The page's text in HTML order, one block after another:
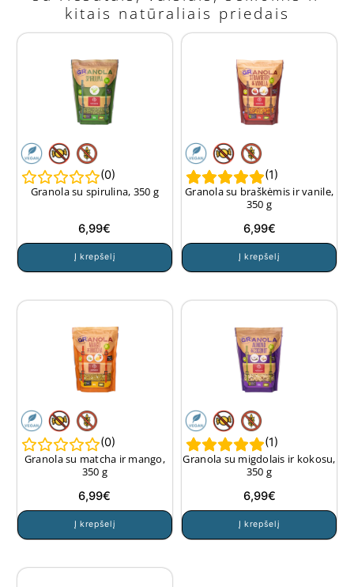
kitais natūraliais priedais
(0)
Granola su spirulina, 350 g
6,99€
Į krepšelį
(1)
Granola su braškėmis ir vanile,
350 g
6,99€
Į krepšelį
(0)
Granola su matcha ir mango,
350 g
6,99€
Į krepšelį
(1)
Granola su migdolais ir kokosu,
350 g
6,99€
Į krepšelį